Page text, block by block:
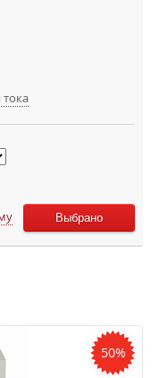
Выбрано
50%